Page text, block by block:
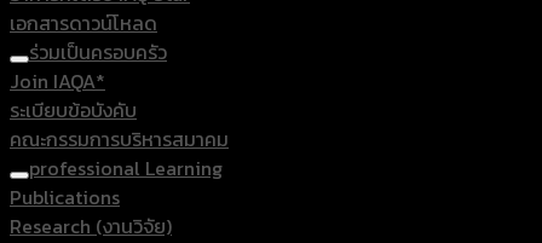
เอกสารดาวน์โหลด
ร่วมเป็นครอบครัว
Join IAQA*
ระเบียบข้อบังคับ
คณะกรรมการบริหารสมาคม
professional Learning
Publications
Research (งานวิจัย)